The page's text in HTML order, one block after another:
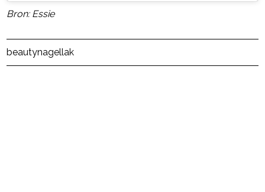
Bron: Essie
beautynagellak